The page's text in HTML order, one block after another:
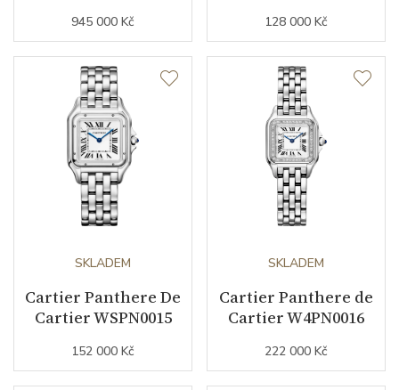
Záruční doba
nepodnikatelé (měsíců)
Modelová řada Panthere de Cartier
945 000 Kč 128 000 Kč
SKLADEM
Cartier Panthere De
Cartier WSPN0015
152 000 Kč
SKLADEM
Cartier Panthere de
Cartier W4PN0016
222 000 Kč